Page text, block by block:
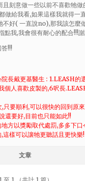
且刻意做一些以前不喜歡牠做
做給我看,如果這樣我就得一
不好( 一直說no),那我該怎麼
點我,我會很有耐心的配合!!!
!!!
長戴更基醫生 : 1.LEASH的
個人喜歡皮製的,6呎長
只要順利,可以很快的回到原
還要好,目前也只能如此!!
方以獎勵取代處罰,多多下口
這樣可以讓牠更聽話且更快樂!
文章